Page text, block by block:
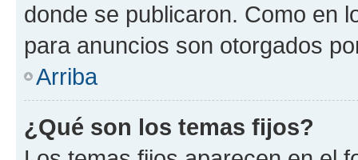
donde se publicaron. Como en
para anuncios son otorgados
Arriba
¿Qué son los temas fijos?